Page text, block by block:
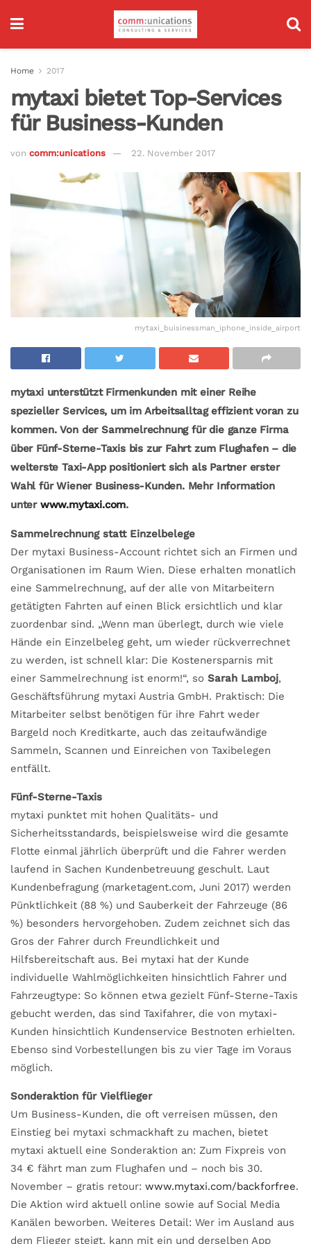
Home 2017
mytaxi bietet Top-Services
für Business-Kunden
von comm:unications 22. November 2017
mytaxi_buisinessman_iphone_inside_airport
mytaxi unterstützt Firmenkunden mit einer Reihe
spezieller Services, um im Arbeitsalltag effizient voran zu
kommen. Von der Sammelrechnung für die ganze Firma
über Fünf-Sterne-Taxis bis zur Fahrt zum Flughafen – die
welterste Taxi-App positioniert sich als Partner erster
Wahl für Wiener Business-Kunden. Mehr Information
unter www.mytaxi.com.
Sammelrechnung statt Einzelbelege
Der mytaxi Business-Account richtet sich an Firmen und
Organisationen im Raum Wien. Diese erhalten monatlich
eine Sammelrechnung, auf der alle von Mitarbeitern
getätigten Fahrten auf einen Blick ersichtlich und klar
zuordenbar sind. „Wenn man überlegt, durch wie viele
Hände ein Einzelbeleg geht, um wieder rückverrechnet
zu werden, ist schnell klar: Die Kostenersparnis mit
einer Sammelrechnung ist enorm!“, so Sarah Lamboj,
Geschäftsführung mytaxi Austria GmbH. Praktisch: Die
Mitarbeiter selbst benötigen für ihre Fahrt weder
Bargeld noch Kreditkarte, auch das zeitaufwändige
Sammeln, Scannen und Einreichen von Taxibelegen
entfällt.
Fünf-Sterne-Taxis
mytaxi punktet mit hohen Qualitäts- und
Sicherheitsstandards, beispielsweise wird die gesamte
Flotte einmal jährlich überprüft und die Fahrer werden
laufend in Sachen Kundenbetreuung geschult. Laut
Kundenbefragung (marketagent.com, Juni 2017) werden
Pünktlichkeit (88 %) und Sauberkeit der Fahrzeuge (86
%) besonders hervorgehoben. Zudem zeichnet sich das
Gros der Fahrer durch Freundlichkeit und
Hilfsbereitschaft aus. Bei mytaxi hat der Kunde
individuelle Wahlmöglichkeiten hinsichtlich Fahrer und
Fahrzeugtype: So können etwa gezielt Fünf-Sterne-Taxis
gebucht werden, das sind Taxifahrer, die von mytaxi-
Kunden hinsichtlich Kundenservice Bestnoten erhielten.
Ebenso sind Vorbestellungen bis zu vier Tage im Voraus
möglich.
Sonderaktion für Vielflieger
Um Business-Kunden, die oft verreisen müssen, den
Einstieg bei mytaxi schmackhaft zu machen, bietet
mytaxi aktuell eine Sonderaktion an: Zum Fixpreis von
34 € fährt man zum Flughafen und – noch bis 30.
November – gratis retour: www.mytaxi.com/backforfree.
Die Aktion wird aktuell online sowie auf Social Media
Kanälen beworben. Weiteres Detail: Wer im Ausland aus
dem Flieger steigt, kann mit ein und derselben App